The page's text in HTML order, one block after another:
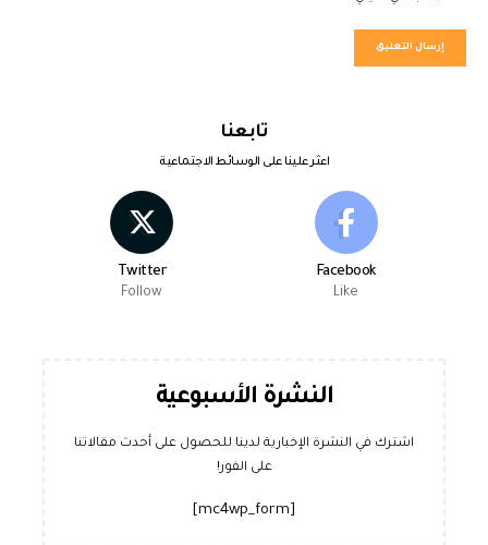
تابعنا
اعثر علينا على الوسائط الاجتماعية
Facebook
Like
Twitter
Follow
النشرة الأسبوعية
اشترك في النشرة الإخبارية لدينا للحصول على أحدث مقالاتنا
على الفور!